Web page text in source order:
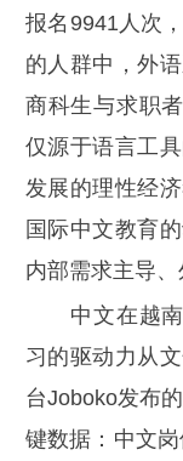
报名9941人次
的人群中，外
商科生与求职
仅源于语言工
发展的理性经
国际中文教育
内部需求主导、
中文在越南
习的驱动力从
台Joboko发布
键数据：中文